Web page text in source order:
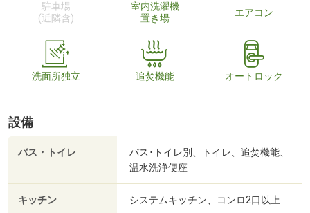
駐車場
(近隣含)
室内洗濯機
置き場
エアコン
洗面所独立 追焚機能 オートロック
設備
バス・トイレ
バス･トイレ別、トイレ、追焚機能、
温水洗浄便座
キッチン システムキッチン、コンロ2口以上